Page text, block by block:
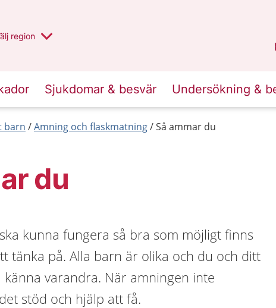
har valt region
en annan
region
Sjukdomar & besvär Undersökning &
barn Amning och flaskmatning Så ammar du
du
kunna fungera så bra som möjligt finns
tänka på. Alla barn är olika och du och ditt
varandra. När amningen inte
stöd och hjälp att få.